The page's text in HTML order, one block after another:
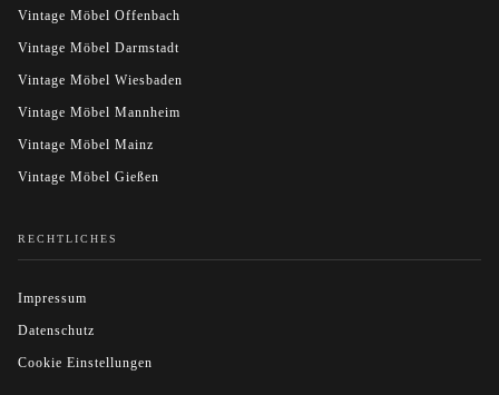
Vintage Möbel Offenbach
Vintage Möbel Darmstadt
Vintage Möbel Wiesbaden
Vintage Möbel Mannheim
Vintage Möbel Mainz
Vintage Möbel Gießen
RECHTLICHES
Impressum
Datenschutz
Cookie Einstellungen